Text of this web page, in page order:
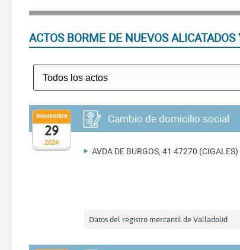
ACTOS BORME DE NUEVOS
2024
Noviembre
29
Cambio de domicilio social
AVDA DE BURGOS, 41 47270 (CIGALES)
Datos del registro mercantil de Valladolid